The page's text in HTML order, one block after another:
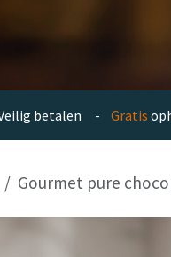
betalen - Gratis
Gourmet pure